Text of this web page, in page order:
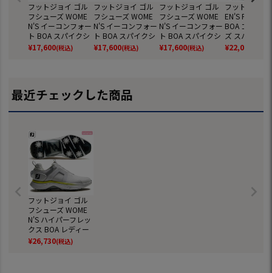
フットジョイ ゴル
フシューズ WOME
N'S イーコンフォー
ト BOA スパイクシ
ューズ 98773 レデ
ィース 靴 FOOTJOY
¥17,600(税込)
フットジョイ ゴル
フシューズ WOME
N'S イーコンフォー
ト BOA スパイクシ
ューズ 98770 レデ
ィース 靴 FOOTJOY
¥17,600(税込)
フットジョイ ゴル
フシューズ WOME
N'S イーコンフォー
ト BOA スパイクシ
ューズ 98769 レデ
ィース 靴 FOOTJOY
¥17,600(税込)
フットジョイ
EN'S FJ フュ
BOA ゴルフ
ズ スパイク
ディース
292 93792 靴
¥22,000
最近チェックした商品
フットジョイ ゴル
フシューズ WOME
N'S ハイパーフレッ
クス BOA レディー
ス 98192 スパイク
シューズ 靴 FOOTJ
¥26,730(税込)